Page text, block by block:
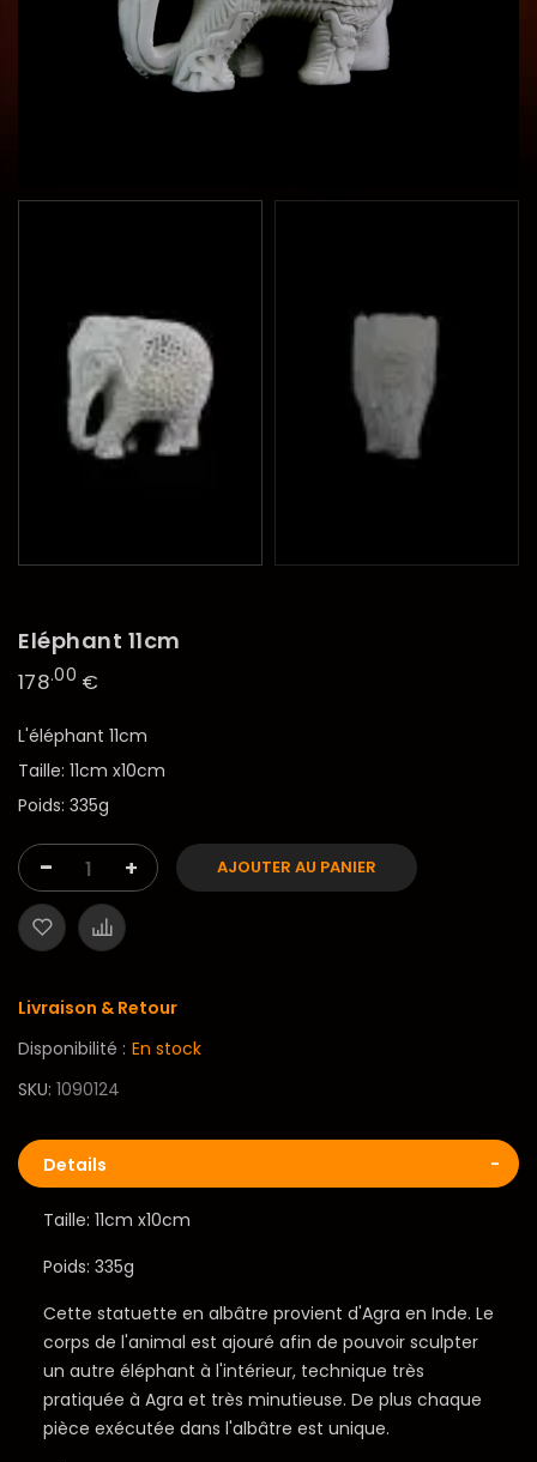
Eléphant 11cm
178.00 €
L'éléphant 11cm
Taille: 11cm x10cm
Poids: 335g
- + AJOUTER AU PANIER
Livraison & Retour
Disponibilité : En stock
SKU 1090124
Details
Taille: 11cm x10cm
Poids: 335g
Cette statuette en albâtre provient d'Agra en Inde. Le
corps de l'animal est ajouré afin de pouvoir sculpter
un autre éléphant à l'intérieur, technique très
pratiquée à Agra et très minutieuse. De plus chaque
pièce exécutée dans l'albâtre est unique.